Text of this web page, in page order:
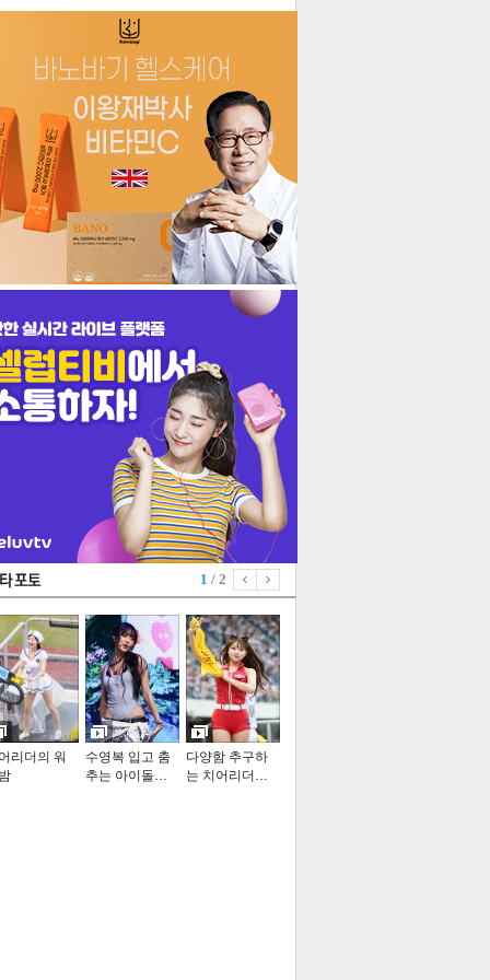
더보기
포토
1 / 2
리더의 워
수영복 입고 춤
추는 아이돌…
다양함 추구하
는 치어리더…